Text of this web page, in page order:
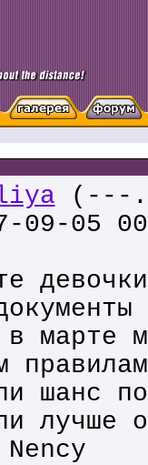
(---
05
марте
шанс
лучше